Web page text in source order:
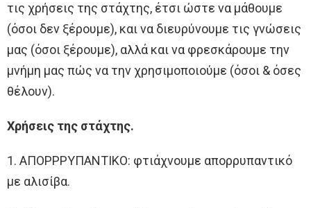
τις χρήσεις της στάχτης, έτσι ώστε να μάθουμε
(όσοι δεν ξέρουμε), και να διευρύνουμε τις γνώσεις
μας (όσοι ξέρουμε), αλλά και να φρεσκάρουμε την
μνήμη μας πώς να την χρησιμοποιούμε (όσοι & όσες
θέλουν).
Χρήσεις της στάχτης.
1. ΑΠΟΡΡΡΥΠΑΝΤΙΚΟ: φτιάχνουμε απορρυπαντικό
με αλισίβα.